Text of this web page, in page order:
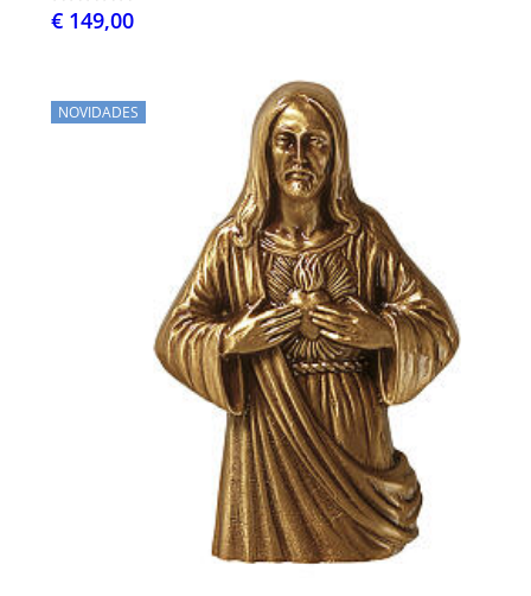
€ 149,00
NOVIDADES